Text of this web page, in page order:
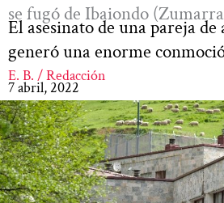
se fugó de Ibaiondo
El asesinato de una pareja de
generó una enorme
E. B. / Redacción
7 abril, 2022